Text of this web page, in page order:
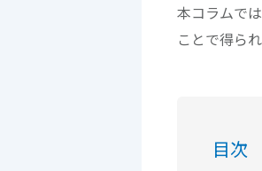
本コラムで
ことで得ら
目次